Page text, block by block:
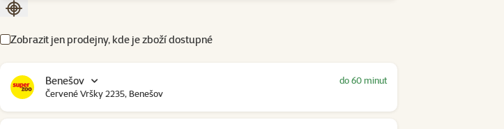
Seřadit podle aktuální polohy
Zobrazit jen prodejny, kde je zboží dostupné
Benešov
Červené Vršky 2235, Benešov
do 60 minut